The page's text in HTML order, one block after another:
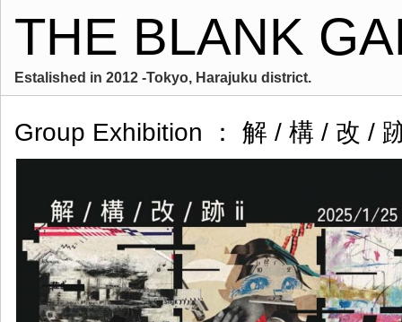
THE BLANK
Estalished in 2012 -Tokyo, Harajuku district.
Group Exhibition ： 解 / 構 / 改 /